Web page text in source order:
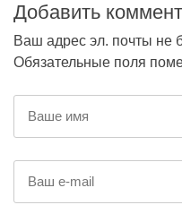
Добавить
Ваш адрес эл. почты не
Обязательные поля